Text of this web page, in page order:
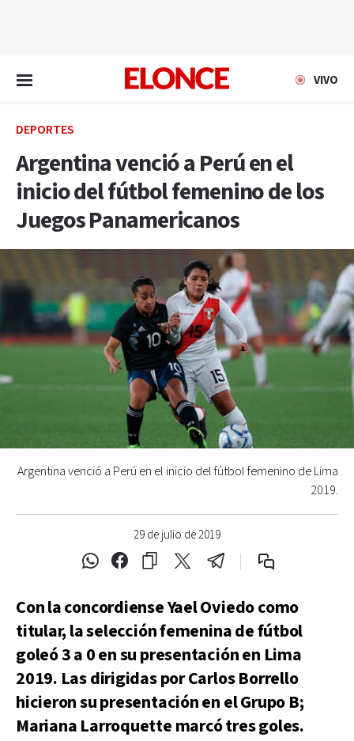
VIVO
DEPORTES
Argentina venció a Perú en el
inicio del fútbol femenino de los
Juegos Panamericanos
29 de julio de 2019
Argentina venció a Perú en el inicio del fútbol femenino de Lima
2019.
Con la concordiense Yael Oviedo como
titular, la selección femenina de fútbol
goleó 3 a 0 en su presentación en Lima
2019. Las dirigidas por Carlos Borrello
hicieron su presentación en el Grupo B;
Mariana Larroquette marcó tres goles.